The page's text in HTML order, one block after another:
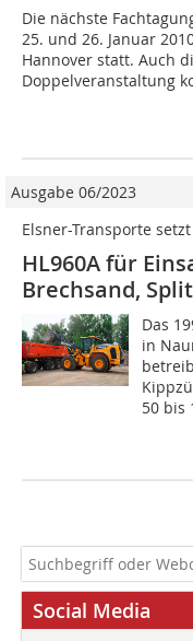
Die nächste
25. und 26. Januar
Hannover statt. Auch
Doppelveranstaltung
Ausgabe 06/2023
Elsner-Transporte
HL960A für
Brechsand,
Das
in
50 bis
Social Media